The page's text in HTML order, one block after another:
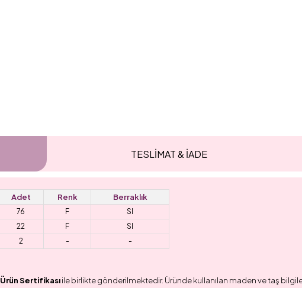
TESLİMAT & İADE
Adet Renk Berraklık
76 F
SI
22 F
SI
2 - -
Ürün Sertifikasıile birlikte gönderilmektedir. Üründe kullanılan maden ve taş